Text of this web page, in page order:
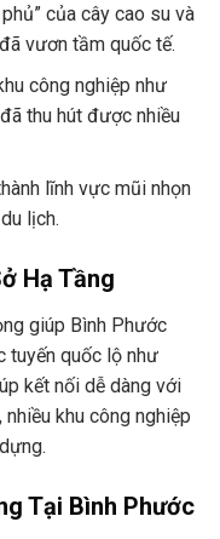
của cây cao su và
vươn tầm quốc tế.
công nghiệp như
thu hút được nhiều
lĩnh vực mũi nhọn
lịch.
Hạ Tầng
giúp Bình Phước
tuyến quốc lộ như
kết nối dễ dàng với
nhiều khu công nghiệp
Tại Bình Phước